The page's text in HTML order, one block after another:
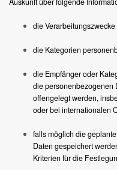
die Verarbeitungszwecke
die Kategorien
die Empfänger oder
die personenbezogenen
offengelegt werden,
oder bei internationalen
falls möglich die
Daten gespeichert
Kriterien für die